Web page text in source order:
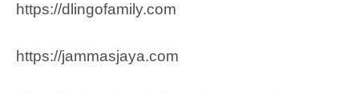
https://dlingofamily.com
https://jammasjaya.com